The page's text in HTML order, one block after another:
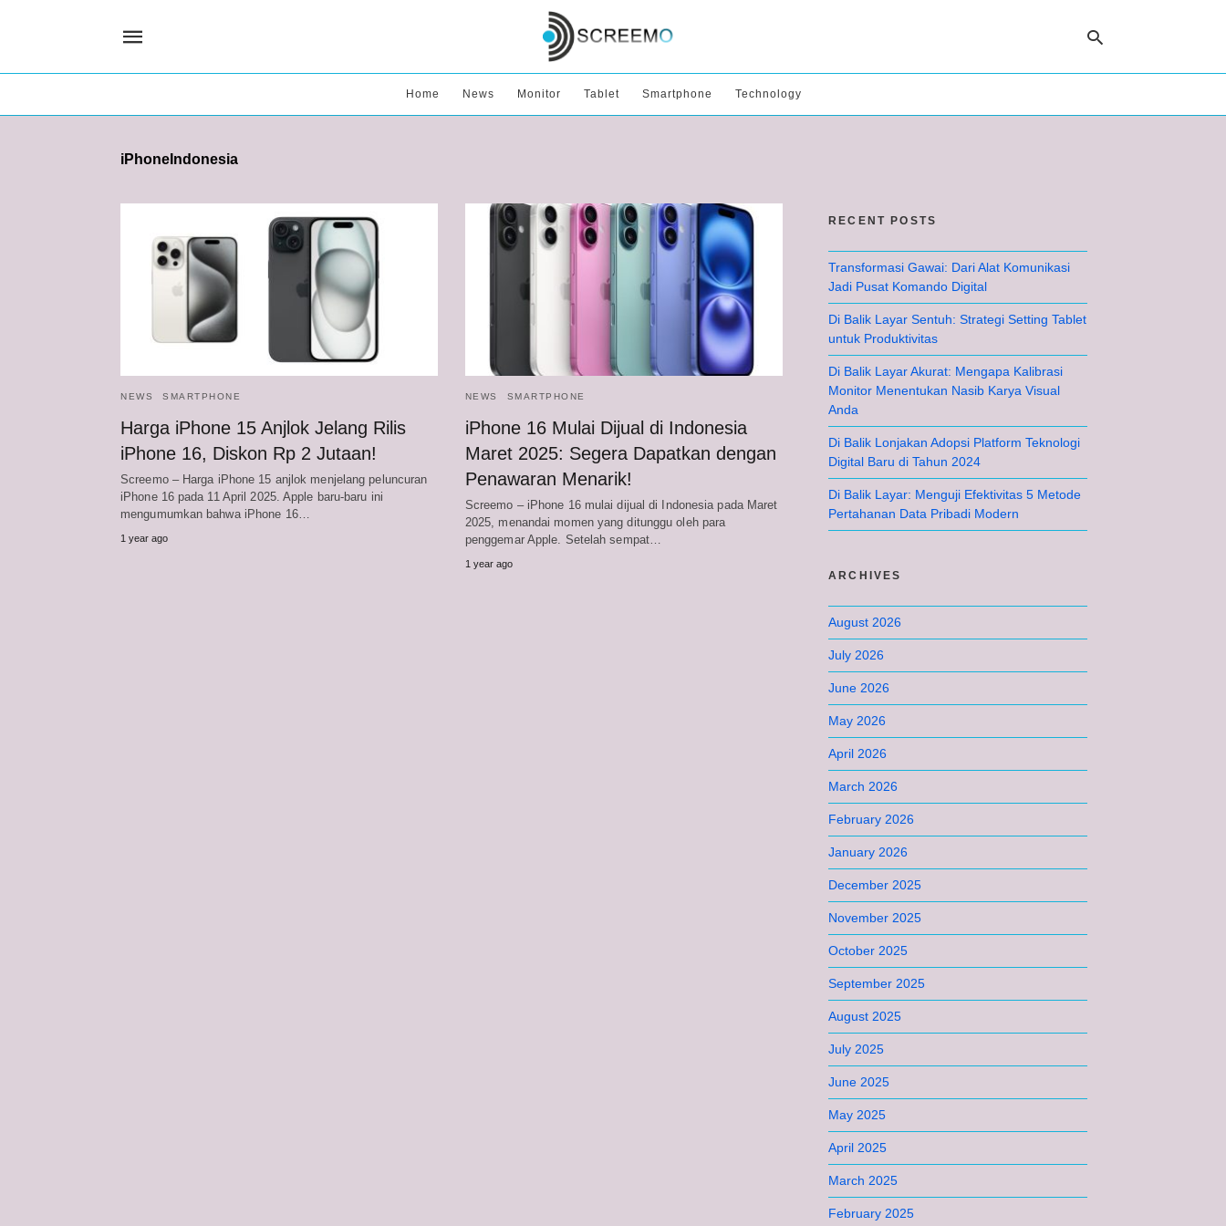
Home News Monitor Tablet Smartphone Technology
iPhoneIndonesia
NEWS SMARTPHONE
Harga iPhone 15 Anjlok Jelang Rilis
iPhone 16, Diskon Rp 2 Jutaan!
Screemo – Harga iPhone 15 anjlok menjelang peluncuran
iPhone 16 pada 11 April 2025. Apple baru-baru ini
mengumumkan bahwa iPhone 16…
1 year ago
NEWS SMARTPHONE
iPhone 16 Mulai Dijual di Indonesia
Maret 2025: Segera Dapatkan dengan
Penawaran Menarik!
Screemo – iPhone 16 mulai dijual di Indonesia pada Maret
2025, menandai momen yang ditunggu oleh para
penggemar Apple. Setelah sempat…
1 year ago
RECENT POSTS
Transformasi Gawai: Dari Alat Komunikasi
Jadi Pusat Komando Digital
Di Balik Layar Sentuh: Strategi Setting Tablet
untuk Produktivitas
Di Balik Layar Akurat: Mengapa Kalibrasi
Monitor Menentukan Nasib Karya Visual
Anda
Di Balik Lonjakan Adopsi Platform Teknologi
Digital Baru di Tahun 2024
Di Balik Layar: Menguji Efektivitas 5 Metode
Pertahanan Data Pribadi Modern
ARCHIVES
August 2026
July 2026
June 2026
May 2026
April 2026
March 2026
February 2026
January 2026
December 2025
November 2025
October 2025
September 2025
August 2025
July 2025
June 2025
May 2025
April 2025
March 2025
February 2025